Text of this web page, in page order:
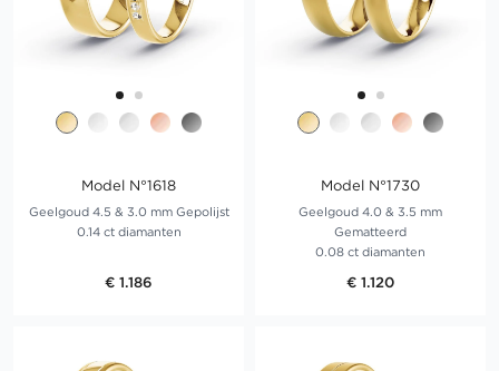
Model N°1618
Geelgoud 4.5 & 3.0 mm Gepolijst
0.14 ct diamanten
€ 1.186
Model N°1730
Geelgoud 4.0 & 3.5 mm
Gematteerd
0.08 ct diamanten
€ 1.120